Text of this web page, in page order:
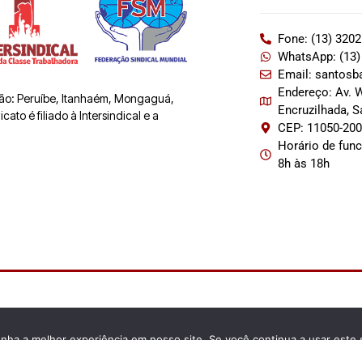
Peruíbe, Itanhaém, Mongaguá,
é filiado à Intersindical e a
Fone: (13)
WhatsApp:
Email:
Endereço: Av.
Encruzilhada,
CEP: 11050-200
Horário de
8h às 18h